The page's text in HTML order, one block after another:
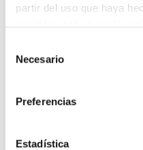
partir del uso que haya
Necesario
Preferencias
Estadística